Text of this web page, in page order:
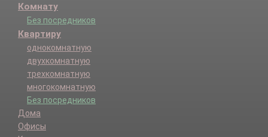
Комнату
Без посредников
Квартиру
однокомнатную
двухкомнатную
трехкомнатную
многокомнатную
Без посредников
Дома
Офисы